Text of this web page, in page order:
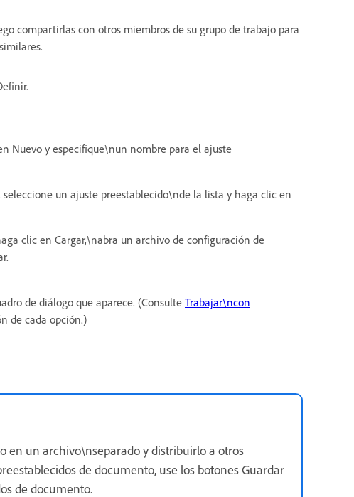
compartirlas con otros miembros de su grupo de trabajo para
Nuevo y especifique\nun nombre para el ajuste
un ajuste preestablecido\nde la lista y haga clic en
clic en Cargar,\nabra un archivo de configuración de
de diálogo que aparece. (Consulte Trabajar\ncon
de cada opción.)
en un archivo\nseparado y distribuirlo a otros
de documento, use los botones Guardar
de documento.